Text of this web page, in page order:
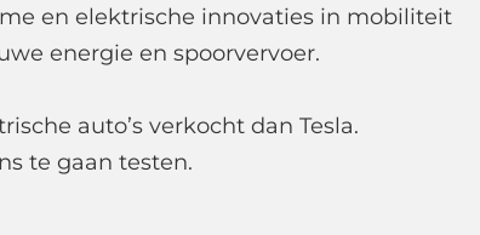
en elektrische innovaties in mobiliteit
energie en spoorvervoer.
auto’s verkocht dan Tesla.
te gaan testen.